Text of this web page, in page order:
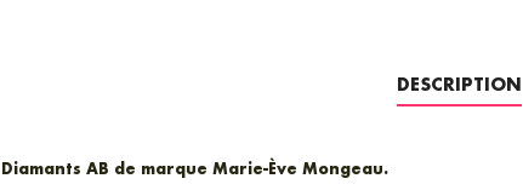
DESCRIPTION
Diamants AB de marque Marie-Ève Mongeau.